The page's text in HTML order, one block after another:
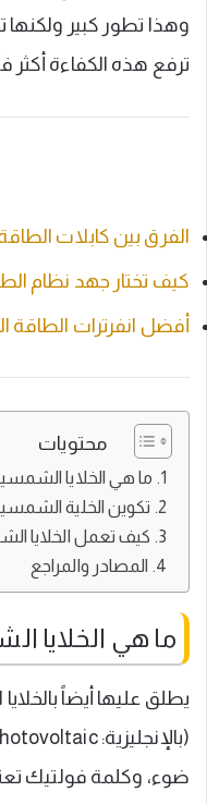
وهذا تطور كبير ولكنها
ترفع هذه الكفاءة أكثر
الفرق بين كابلات
كيف تختار جهد نظام
أفضل انفرترات الطاقة
محتويات
ما هي الخلايا
تكوين الخلية
كيف تعمل الخلايا
المصادر والمراجع
ما هي الخلايا
يطلق عليها أيضاً
ضوء، وكلمة فولتيك